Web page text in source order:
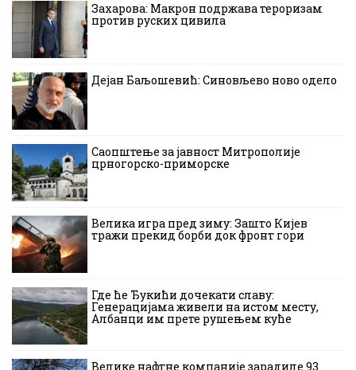
Захарова: Макрон подржава тероризам
против руских цивила
Дејан Баљошевић: Синовљево ново одело
Саопштење за јавност Митрополије
црногорско-приморске
Велика игра пред зиму: Зашто Кијев
тражи прекид борби док фронт гори
Где ће Ђукићи дочекати славу:
Генерацијама живели на истом месту,
Албанци им прете рушењем куће
Велике нафтне компаније зарадиле 93